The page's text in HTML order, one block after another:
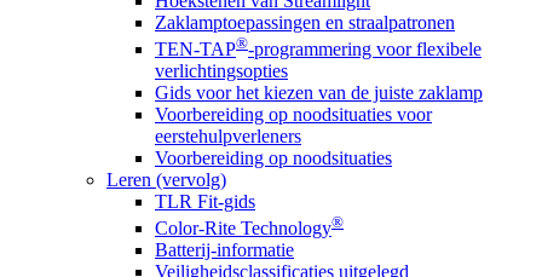
Zaklamptoepassingen en straalpatronen
TEN-TAP®-programmering voor flexibele
verlichtingsopties
Gids voor het kiezen van de juiste zaklamp
Voorbereiding op noodsituaties voor
eerstehulpverleners
Voorbereiding op noodsituaties
Leren (vervolg)
TLR Fit-gids
Color-Rite Technology®
Batterij-informatie
Veiligheidsclassificaties uitgelegd